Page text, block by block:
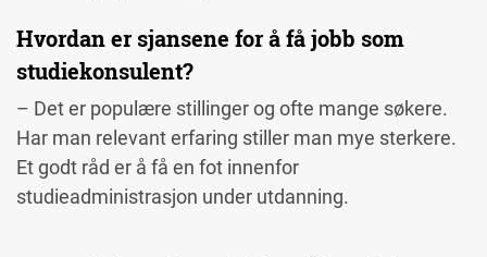
Hvordan er sjansene for å få jobb som
studiekonsulent?
– Det er populære stillinger og ofte mange søkere.
Har man relevant erfaring stiller man mye sterkere.
Et godt råd er å få en fot innenfor
studieadministrasjon under utdanning.